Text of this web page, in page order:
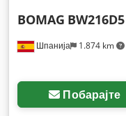
Шпанија 1.874 km
BOMAG BW216D5
Побарајте